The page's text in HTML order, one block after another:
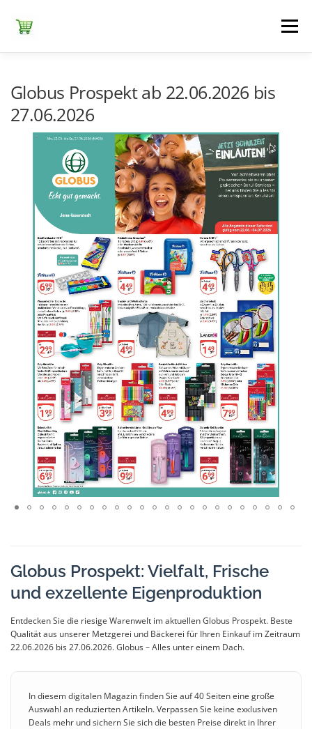
Inhalt
springen
Menü
LIDL NETTO DISCOUNT NORMA REWE
+ ALLE
Globus Prospekt ab 22.06.2026 bis
27.06.2026
Globus Prospekt: Vielfalt, Frische
und exzellente Eigenproduktion
Entdecken Sie die riesige Warenwelt im aktuellen Globus Prospekt. Beste
Qualität aus unserer Metzgerei und Bäckerei für Ihren Einkauf im Zeitraum
22.06.2026 bis 27.06.2026. Globus – Alles unter einem Dach.
In diesem digitalen Magazin finden Sie auf 40 Seiten eine große
Auswahl an reduzierten Artikeln. Verpassen Sie keine exкlusiven
Deals mehr und sichern Sie sich die besten Preise direkt in Ihrer